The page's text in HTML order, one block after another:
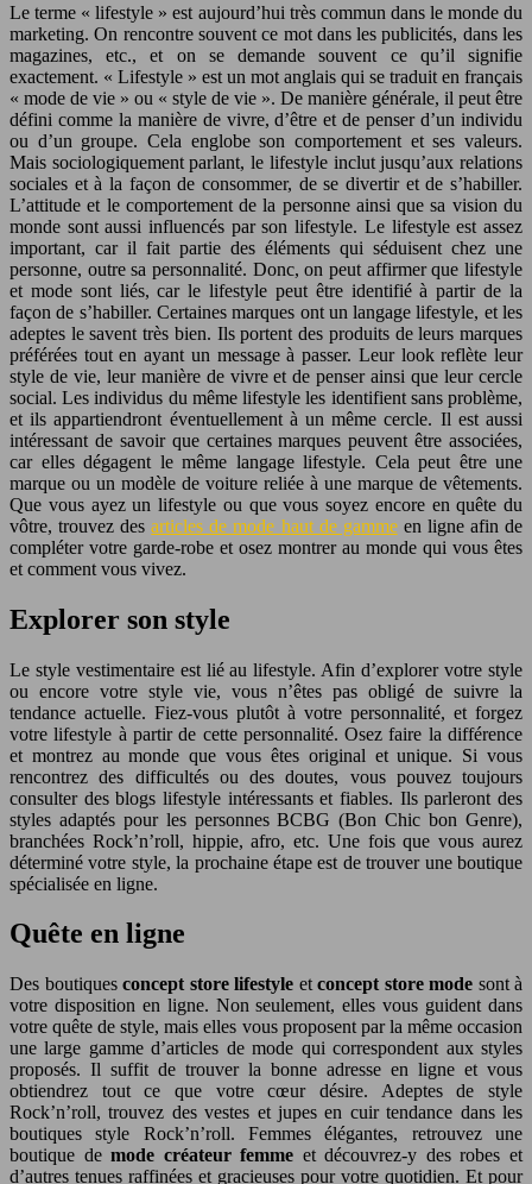
Le terme « lifestyle » est aujourd’hui très commun dans le monde du
marketing. On rencontre souvent ce mot dans les publicités, dans les
magazines, etc., et on se demande souvent ce qu’il signifie
exactement. « Lifestyle » est un mot anglais qui se traduit en français
« mode de vie » ou « style de vie ». De manière générale, il peut être
défini comme la manière de vivre, d’être et de penser d’un individu
ou d’un groupe. Cela englobe son comportement et ses valeurs.
Mais sociologiquement parlant, le lifestyle inclut jusqu’aux relations
sociales et à la façon de consommer, de se divertir et de s’habiller.
L’attitude et le comportement de la personne ainsi que sa vision du
monde sont aussi influencés par son lifestyle. Le lifestyle est assez
important, car il fait partie des éléments qui séduisent chez une
personne, outre sa personnalité. Donc, on peut affirmer que lifestyle
et mode sont liés, car le lifestyle peut être identifié à partir de la
façon de s’habiller. Certaines marques ont un langage lifestyle, et les
adeptes le savent très bien. Ils portent des produits de leurs marques
préférées tout en ayant un message à passer. Leur look reflète leur
style de vie, leur manière de vivre et de penser ainsi que leur cercle
social. Les individus du même lifestyle les identifient sans problème,
et ils appartiendront éventuellement à un même cercle. Il est aussi
intéressant de savoir que certaines marques peuvent être associées,
car elles dégagent le même langage lifestyle. Cela peut être une
marque ou un modèle de voiture reliée à une marque de vêtements.
Que vous ayez un lifestyle ou que vous soyez encore en quête du
vôtre, trouvez desarticles de mode haut de gammeen ligne afin de
compléter votre garde-robe et osez montrer au monde qui vous êtes
et comment vous vivez.
Explorer son style
Le style vestimentaire est lié au lifestyle. Afin d’explorer votre style
ou encore votre style vie, vous n’êtes pas obligé de suivre la
tendance actuelle. Fiez-vous plutôt à votre personnalité, et forgez
votre lifestyle à partir de cette personnalité. Osez faire la différence
et montrez au monde que vous êtes original et unique. Si vous
rencontrez des difficultés ou des doutes, vous pouvez toujours
consulter des blogs lifestyle intéressants et fiables. Ils parleront des
styles adaptés pour les personnes BCBG (Bon Chic bon Genre),
branchées Rock’n’roll, hippie, afro, etc. Une fois que vous aurez
déterminé votre style, la prochaine étape est de trouver une boutique
spécialisée en ligne.
Quête en ligne
Des boutiquesconcept store lifestyle et concept store mode sont à
votre disposition en ligne. Non seulement, elles vous guident dans
votre quête de style, mais elles vous proposent par la même occasion
une large gamme d’articles de mode qui correspondent aux styles
proposés. Il suffit de trouver la bonne adresse en ligne et vous
obtiendrez tout ce que votre cœur désire. Adeptes de style
Rock’n’roll, trouvez des vestes et jupes en cuir tendance dans les
boutiques style Rock’n’roll. Femmes élégantes, retrouvez une
boutique demode créateur femme et découvrez-y des robes et
d’autres tenues raffinées et gracieuses pour votre quotidien. Et pour